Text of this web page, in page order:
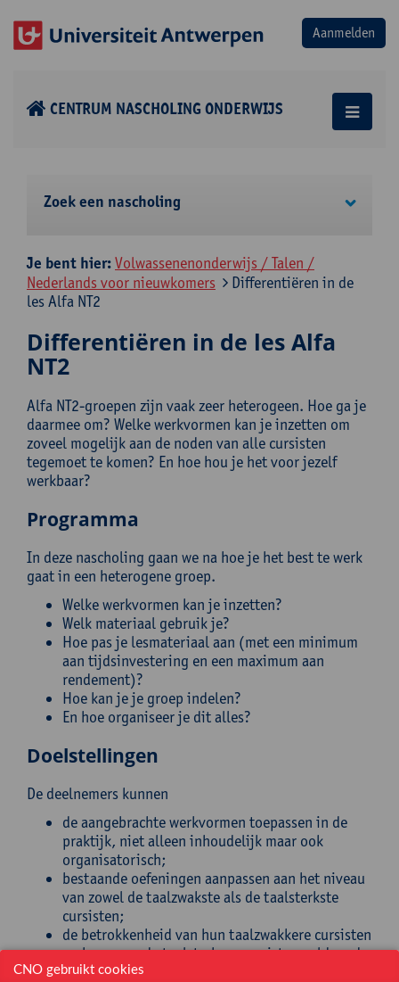
CENTRUM NASCHOLING ONDERWIJS
Zoek een nascholing
Je bent hier:Volwassenenonderwijs / Talen /
Nederlands voor nieuwkomers
Differentiëren in de
les Alfa NT2
Differentiëren in de les Alfa
NT2
Alfa NT2-groepen zijn vaak zeer heterogeen. Hoe ga je
daarmee om? Welke werkvormen kan je inzetten om
zoveel mogelijk aan de noden van alle cursisten
tegemoet te komen? En hoe hou je het voor jezelf
werkbaar?
Programma
In deze nascholing gaan we na hoe je het best te werk
gaat in een heterogene groep.
Welke werkvormen kan je inzetten?
Welk materiaal gebruik je?
Hoe pas je lesmateriaal aan (met een minimum
aan tijdsinvestering en een maximum aan
rendement)?
Hoe kan je je groep indelen?
En hoe organiseer je dit alles?
Doelstellingen
De deelnemers kunnen
de aangebrachte werkvormen toepassen in de
praktijk, niet alleen inhoudelijk maar ook
organisatorisch;
bestaande oefeningen aanpassen aan het niveau
van zowel de taalzwakste als de taalsterkste
cursisten;
de betrokkenheid van hun taalzwakkere cursisten
verhogen en de taalsterkere cursisten voldoende
uitdagingen bieden.
CNO gebruikt cookies